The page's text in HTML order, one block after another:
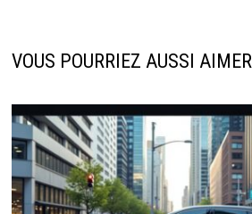
VOUS POURRIEZ AUSSI AIMER